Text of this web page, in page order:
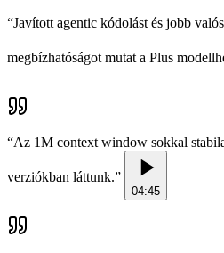
“Javított agentic kódolást és jobb
megbízhatóságot mutat a Plus
“Az 1M context window sokkal
verziókban láttunk.”
04:45